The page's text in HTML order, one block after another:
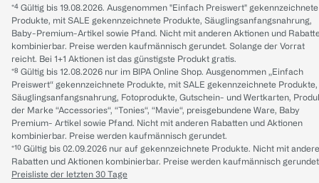
*⁴ Gültig bis 19.08.2026. Ausgenommen "Einfach Preiswert" gekennzeichnete
Produkte, mit SALE gekennzeichnete Produkte, Säuglingsanfangsnahrung,
Baby-Premium-Artikel sowie Pfand. Nicht mit anderen Aktionen und
kombinierbar. Preise werden kaufmännisch gerundet. Solange der Vorrat
reicht. Bei 1+1 Aktionen ist das günstigste Produkt gratis.
*⁸ Gültig bis 12.08.2026 nur im BIPA Online Shop. Ausgenommen „Einfach
Preiswert“ gekennzeichnete Produkte, mit SALE gekennzeichnete Produkte,
Säuglingsanfangsnahrung, Fotoprodukte, Gutschein- und Wertkarten,
der Marke “Accessories“, “Tonies“, “Mavie“, preisgebundene Ware, Baby
Premium- Artikel sowie Pfand. Nicht mit anderen Rabatten und Aktionen
kombinierbar. Preise werden kaufmännisch gerundet.
*¹⁰ Gültig bis 02.09.2026 nur auf gekennzeichnete Produkte. Nicht mit
Rabatten und Aktionen kombinierbar. Preise werden kaufmännisch
Preisliste der letzten 30 Tage